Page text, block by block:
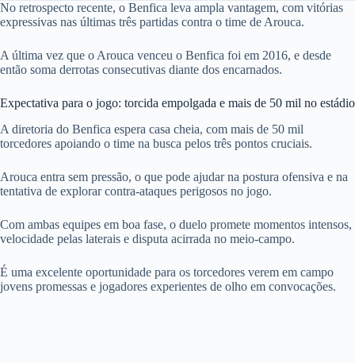
No retrospecto recente, o Benfica leva ampla vantagem, com vitórias
expressivas nas últimas três partidas contra o time de Arouca.
A última vez que o Arouca venceu o Benfica foi em 2016, e desde
então soma derrotas consecutivas diante dos encarnados.
Expectativa para o jogo: torcida empolgada e mais de 50 mil no estádio
A diretoria do Benfica espera casa cheia, com mais de 50 mil
torcedores apoiando o time na busca pelos três pontos cruciais.
Arouca entra sem pressão, o que pode ajudar na postura ofensiva e na
tentativa de explorar contra-ataques perigosos no jogo.
Com ambas equipes em boa fase, o duelo promete momentos intensos,
velocidade pelas laterais e disputa acirrada no meio-campo.
É uma excelente oportunidade para os torcedores verem em campo
jovens promessas e jogadores experientes de olho em convocações.